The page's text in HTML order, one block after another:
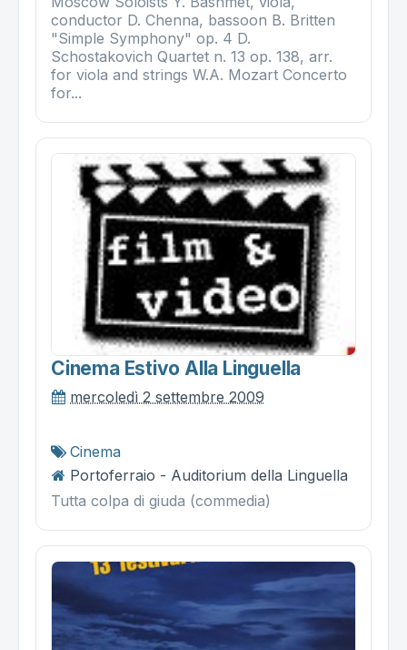
conductor D. Chenna, bassoon B. Britten
"Simple Symphony" op. 4 D.
Schostakovich Quartet n. 13 op. 138, arr.
for viola and strings W.A. Mozart Concerto
for...
Cinema Estivo Alla Linguella
mercoledì 2 settembre 2009
Cinema
Portoferraio - Auditorium della Linguella
Tutta colpa di giuda (commedia)